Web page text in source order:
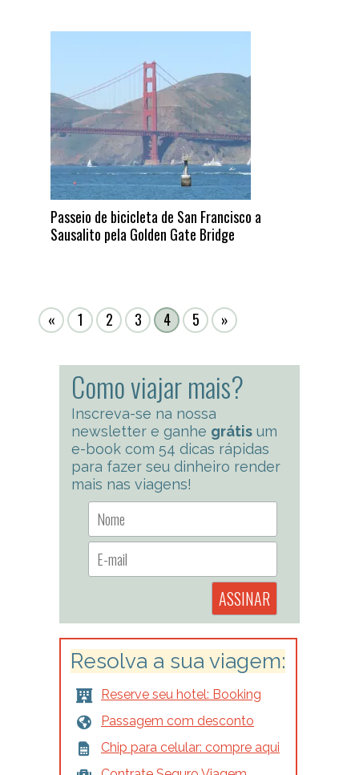
Passeio de bicicleta de San Francisco a
Sausalito pela Golden Gate Bridge
« 1 2 3 4 5 »
Como viajar mais?
Inscreva-se na nossa
newsletter e ganhe grátis um
e-book com 54 dicas rápidas
para fazer seu dinheiro render
mais nas viagens!
Resolva a sua viagem:
Reserve seu hotel: Booking
Passagem com desconto
Chip para celular: compre aqui